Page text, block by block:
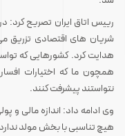
رییس اتاق ایران تصریح کرد:
شریان های اقتصادی تزریق
هدایت کرد. کشورهایی که
همچون ما که اختیارات
نتواستند پیشرفت کنند.
وی ادامه داد: اندازه مالی و
هیچ تناسبی با بخش مولد